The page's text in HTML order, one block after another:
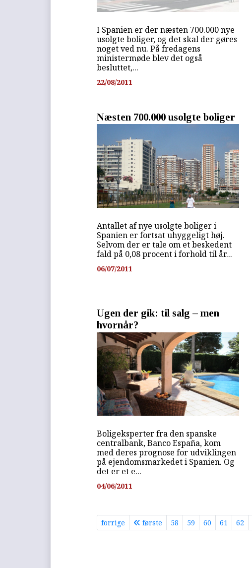
I Spanien er der næsten 700.000 nye
usolgte boliger, og det skal der gøres
noget ved nu. På fredagens
ministermøde blev det også
besluttet,...
22/08/2011
Næsten 700.000 usolgte boliger
Antallet af nye usolgte boliger i
Spanien er fortsat uhyggeligt høj.
Selvom der er tale om et beskedent
fald på 0,08 procent i forhold til år...
06/07/2011
Ugen der gik: til salg – men
hvornår?
Boligeksperter fra den spanske
centralbank, Banco España, kom
med deres prognose for udviklingen
på ejendomsmarkedet i Spanien. Og
det er et e...
04/06/2011
forrige første 58 59 60 61 62